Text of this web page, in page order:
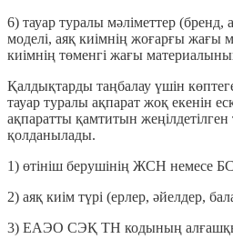
6) тауар туралы мәліметтер (бренд,
моделі, аяқ киімнің жоғарғы жағы
киімнің төменгі жағы
Қалдықтарды таңбалау үшін
тауар туралы ақпарат жоқ екенін
ақпаратты қамтитын жеңілдетілген
қолданылады.
1) өтініш берушінің ЖСН немесе
2) аяқ киім түрі (ерлер, әйелдер,
3) ЕАЭО СЭҚ ТН кодының алғашқы